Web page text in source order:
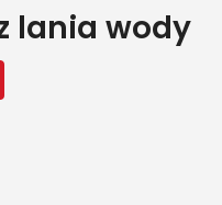
lania wody